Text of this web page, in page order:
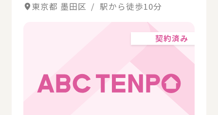
東京都 墨田区 / 駅から徒歩10分
契約済み